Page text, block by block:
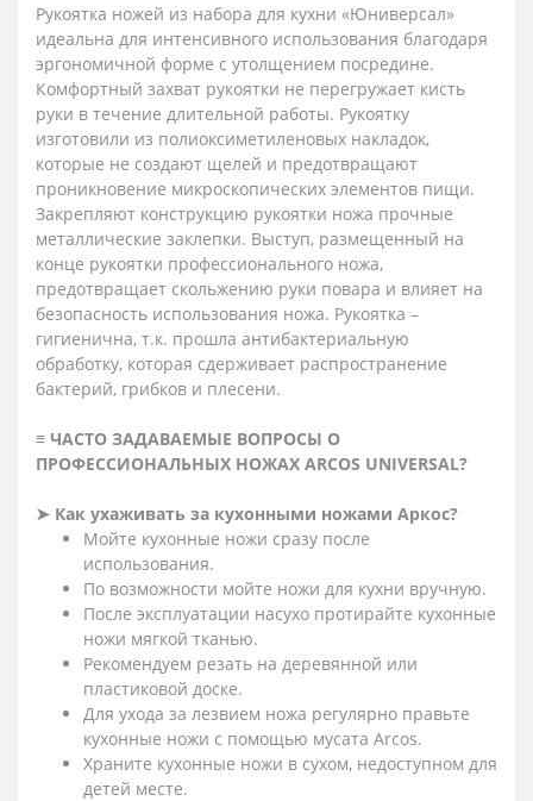
Рукоятка ножей из набора для кухни «Юниверсал»
идеальна для интенсивного использования благодаря
эргономичной форме с утолщением посредине.
Комфортный захват рукоятки не перегружает кисть
руки в течение длительной работы. Рукоятку
изготовили из полиоксиметиленовых накладок,
которые не создают щелей и предотвращают
проникновение микроскопических элементов пищи.
Закрепляют конструкцию рукоятки ножа прочные
металлические заклепки. Выступ, размещенный на
конце рукоятки профессионального ножа,
предотвращает скольжению руки повара и влияет на
безопасность использования ножа. Рукоятка –
гигиенична, т.к. прошла антибактериальную
обработку, которая сдерживает распространение
бактерий, грибков и плесени.
≡ ЧАСТО ЗАДАВАЕМЫЕ ВОПРОСЫ О
ПРОФЕССИОНАЛЬНЫХ НОЖАХ ARCOS UNIVERSAL?
➤ Как ухаживать за кухонными ножами Аркос?
Мойте кухонные ножи сразу после
использования.
По возможности мойте ножи для кухни вручную.
После эксплуатации насухо протирайте кухонные
ножи мягкой тканью.
Рекомендуем резать на деревянной или
пластиковой доске.
Для ухода за лезвием ножа регулярно правьте
кухонные ножи с помощью мусата Arcos.
Храните кухонные ножи в сухом, недоступном для
детей месте.